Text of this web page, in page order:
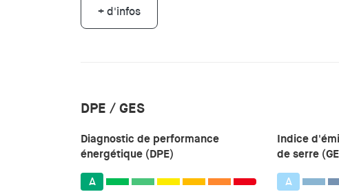
+ d'infos
DPE / GES
Diagnostic de performance
énergétique (DPE)
A
Indice
de serre
A